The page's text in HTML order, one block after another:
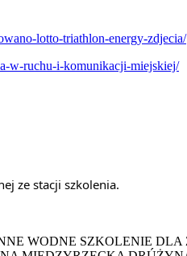
lotto-triathlon-energy-zdjecia/
w-ruchu-i-komunikacji-miejskiej/
ze stacji szkolenia.